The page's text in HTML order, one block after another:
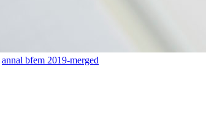
annal bfem 2019-merged